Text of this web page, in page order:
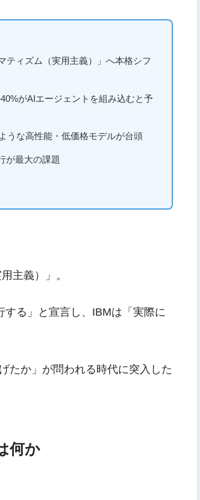
ティズム（実用主義）」へ本格シフ
がAIエージェントを組み込むと予
うな高性能・低価格モデルが台頭
が最大の課題
主義）」。
る」と宣言し、IBMは「実際に
たか」が問われる時代に突入した
何か